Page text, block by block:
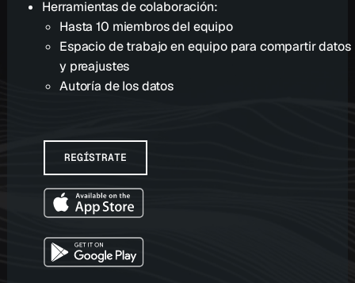
Herramientas de colaboración:
Hasta 10 miembros del equipo
Espacio de trabajo en equipo para compartir datos
y preajustes
Autoría de los datos
REGÍSTRATE